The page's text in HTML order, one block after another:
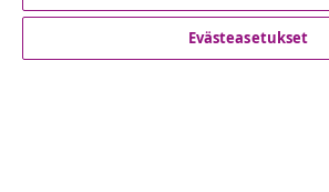
Asiakaspalvelu
Evästeasetukset